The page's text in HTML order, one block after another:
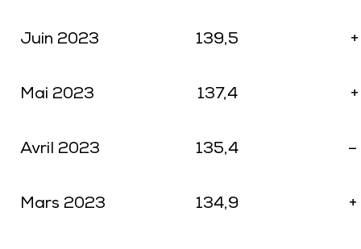
Juin 2023 139,5
Mai 2023 137,4
Avril 2023 135,4 –
Mars 2023 134,9